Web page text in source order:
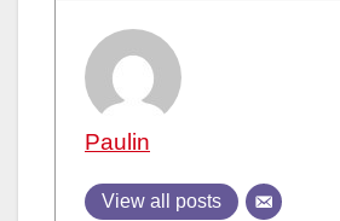
Paulin
View all posts